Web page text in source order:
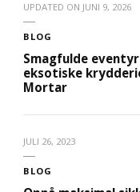
UPDATED ON JUNI 9, 2026
BLOG
Smagfulde
eksotiske
Mortar
JULI 26, 2023
BLOG